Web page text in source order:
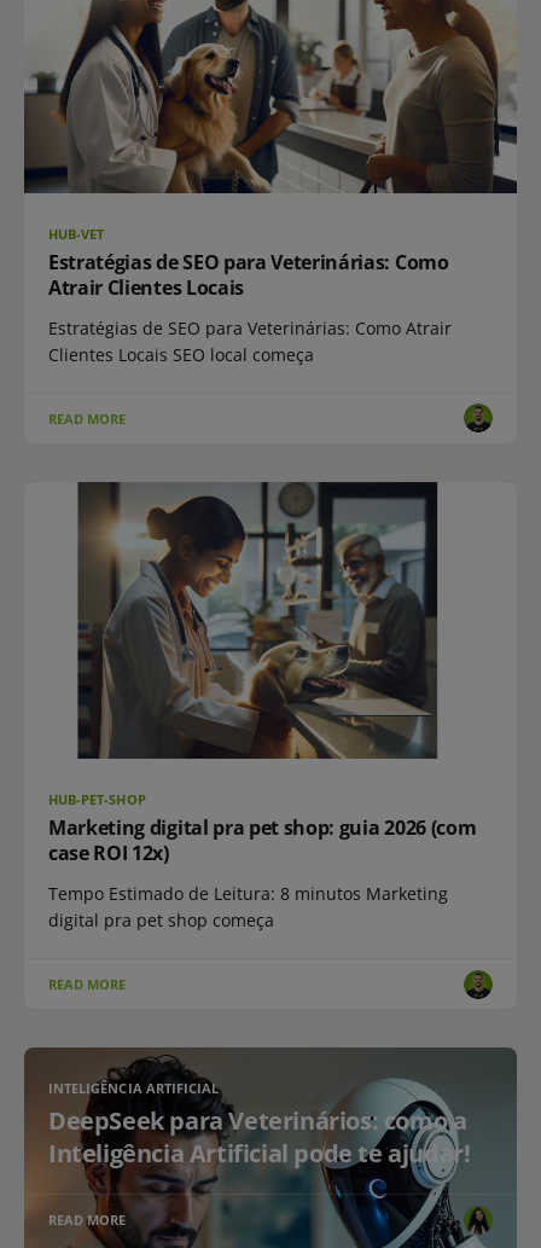
HUB-VET
Estratégias de SEO para Veterinárias: Como
Atrair Clientes Locais
Estratégias de SEO para Veterinárias: Como Atrair
Clientes Locais SEO local começa
READ MORE
HUB-PET-SHOP
Marketing digital pra pet shop: guia 2026 (com
case ROI 12x)
Tempo Estimado de Leitura: 8 minutos Marketing
digital pra pet shop começa
READ MORE
INTELIGÊNCIA ARTIFICIAL
DeepSeek para Veterinários: como a
Inteligência Artificial pode te ajudar!
READ MORE